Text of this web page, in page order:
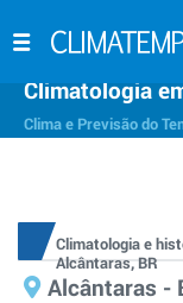
Climatologia
Clima e Previsão do
Climatologia e
Alcântaras, BR
Alcântaras -